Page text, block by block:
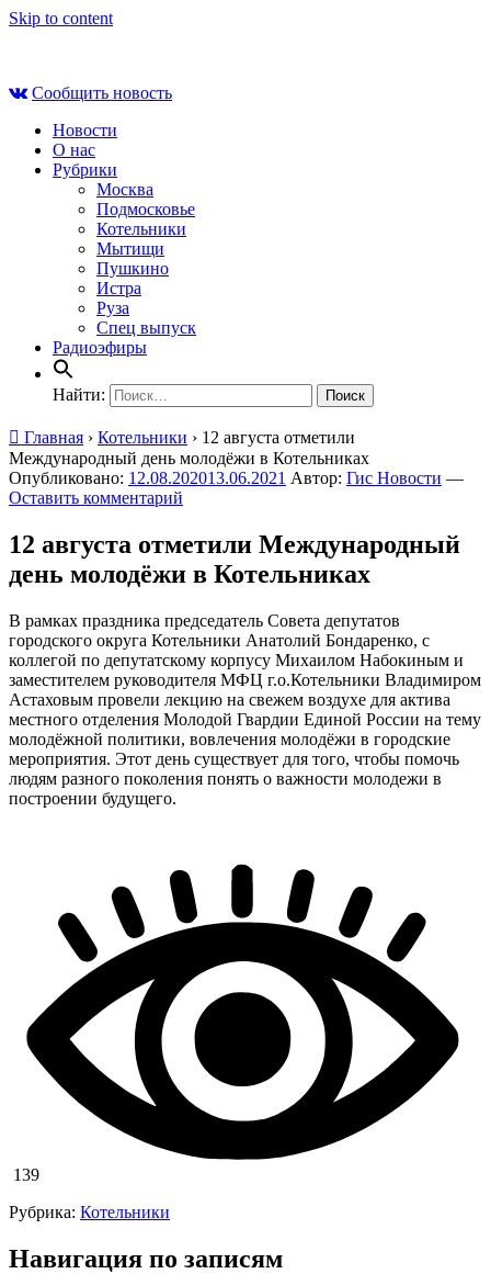
Skip to content
Сообщить новость
Новости
О нас
Рубрики
Москва
Подмосковье
Котельники
Мытищи
Пушкино
Истра
Руза
Спец выпуск
Радиоэфиры
Найти:
Главная › Котельники › 12 августа отметили
Международный день молодёжи в Котельниках
Опубликовано: 12.08.202013.06.2021 Автор: Гис Новости —
Оставить комментарий
12 августа отметили Международный
день молодёжи в Котельниках
В рамках праздника председатель Совета депутатов
городского округа Котельники Анатолий Бондаренко, с
коллегой по депутатскому корпусу Михаилом Набокиным и
заместителем руководителя МФЦ г.о.Котельники Владимиром
Астаховым провели лекцию на свежем воздухе для актива
местного отделения Молодой Гвардии Единой России на тему
молодёжной политики, вовлечения молодёжи в городские
мероприятия. Этот день существует для того, чтобы помочь
людям разного поколения понять о важности молодежи в
построении будущего.
139
Рубрика: Котельники
Навигация по записям